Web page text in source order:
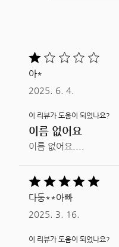
5
중
1평가됨
아*
2025. 6. 4.
이 리뷰가 도움이 되었나요?
이름 없어요
이름 없어요....
5
중
5평가됨
다둥**아빠
2025. 3. 16.
이 리뷰가 도움이 되었나요?